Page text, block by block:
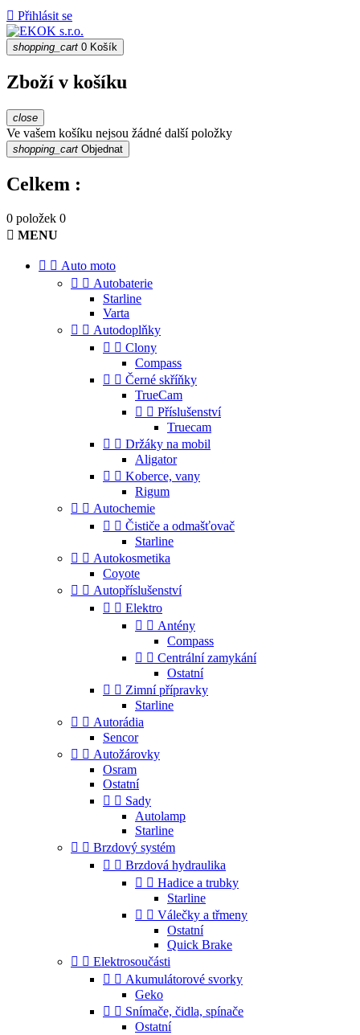
 Přihlásit se
shopping_cart 0 Košík
Zboží v košíku
close
Ve vašem košíku nejsou žádné další položky
shopping_cart Objednat
Celkem :
0 položek 0
 MENU
  Auto moto
  Autobaterie
Starline
Varta
  Autodoplňky
  Clony
Compass
  Černé skříňky
TrueCam
  Příslušenství
Truecam
  Držáky na mobil
Aligator
  Koberce, vany
Rigum
  Autochemie
  Čističe a odmašťovač
Starline
  Autokosmetika
Coyote
  Autopříslušenství
  Elektro
  Antény
Compass
  Centrální zamykání
Ostatní
  Zimní přípravky
Starline
  Autorádia
Sencor
  Autožárovky
Osram
Ostatní
  Sady
Autolamp
Starline
  Brzdový systém
  Brzdová hydraulika
  Hadice a trubky
Starline
  Válečky a třmeny
Ostatní
Quick Brake
  Elektrosoučásti
  Akumulátorové svorky
Geko
  Snímače, čidla, spínače
Ostatní